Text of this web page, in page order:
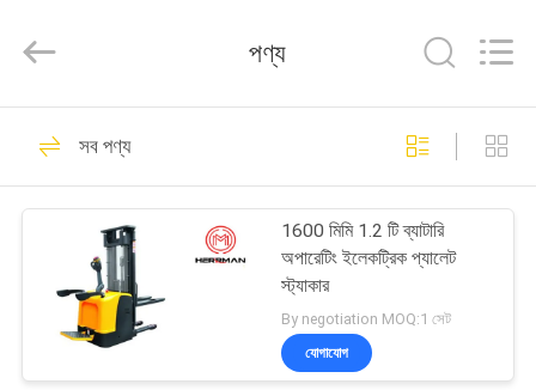
পণ্য
আমাদের
সম্পর্কে
Rights
by
ওয়্যার কেবেল মেশিন
109
পণ্য
সব পণ্য
1600 মিমি 1.2 টি ব্যাটারি
অপারেটিং ইলেকট্রিক প্যালেট
স্ট্যাকার
By negotiation MOQ:1 সেট
যোগাযোগ